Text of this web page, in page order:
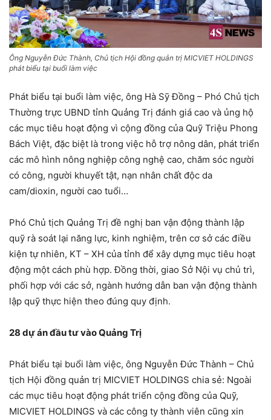
Ông Nguyễn Đức Thành, Chủ tịch Hội đồng quản trị MICVIET HOLDINGS
phát biểu tại buổi làm việc
Phát biểu tại buổi làm việc, ông Hà Sỹ Đồng – Phó Chủ tịch
Thường trực UBND tỉnh Quảng Trị đánh giá cao và ủng hộ
các mục tiêu hoạt động vì cộng đồng của Quỹ Triệu Phong
Bách Việt, đặc biệt là trong việc hỗ trợ nông dân, phát triển
các mô hình nông nghiệp công nghệ cao, chăm sóc người
có công, người khuyết tật, nạn nhân chất độc da
cam/dioxin, người cao tuổi…
Phó Chủ tịch Quảng Trị đề nghị ban vận động thành lập
quỹ rà soát lại năng lực, kinh nghiệm, trên cơ sở các điều
kiện tự nhiên, KT – XH của tỉnh để xây dựng mục tiêu hoạt
động một cách phù hợp. Đồng thời, giao Sở Nội vụ chủ trì,
phối hợp với các sở, ngành hướng dẫn ban vận động thành
lập quỹ thực hiện theo đúng quy định.
28 dự án đầu tư vào Quảng Trị
Phát biểu tại buổi làm việc, ông Nguyễn Đức Thành – Chủ
tịch Hội đồng quản trị MICVIET HOLDINGS chia sẻ: Ngoài
các mục tiêu hoạt động phát triển cộng đồng của Quỹ,
MICVIET HOLDINGS và các công ty thành viên cũng xin